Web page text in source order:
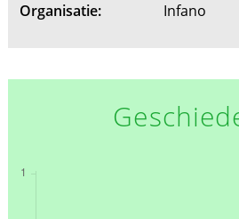
Organisatie:
Infano